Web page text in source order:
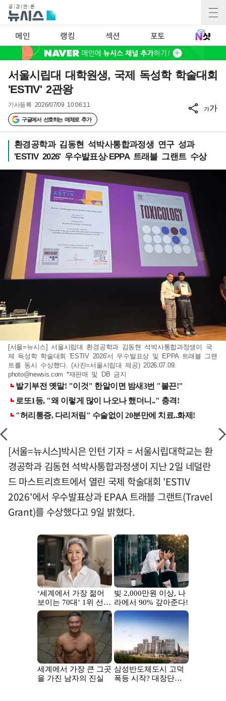
메인 랭킹 섹션 포토
서울시립대 대학원생, 국제 독성학 학술대회
'ESTIV' 2관왕
기사등록 2026/07/09 10:06:11
구글에서 선호하는 매체로 추가
가가
환경공학과 김동현 석박사통합과정생 연구 성과
'ESTIV 2026' 우수발표상·EPPA 트래블 그랜트 수상
[서울=뉴시스] 서울시립대 환경공학과 김동현 석박사통합과정생이 국
제 독성학 학술대회 'ESTIV 2026'서 우수발표상 및 EPPA 트래블 그랜
트를 동시 수상했다. (사진=서울시립대 제공) 2026.07.09.
photo@newsis.com *재판매 및 DB 금지
[서울=뉴시스]박시은 인턴 기자 = 서울시립대학교는 환
경공학과 김동현 석박사통합과정생이 지난 2일 네덜란
드 마스트리흐트에서 열린 국제 학술대회 'ESTIV
2026'에서 우수발표상과 EPAA 트래블 그랜트(Travel
Grant)를 수상했다고 9일 밝혔다.